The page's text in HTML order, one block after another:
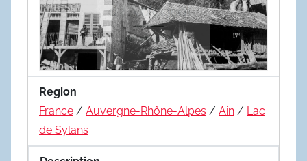
Region
France / Auvergne-Rhône-Alpes / Ain / Lac
de Sylans